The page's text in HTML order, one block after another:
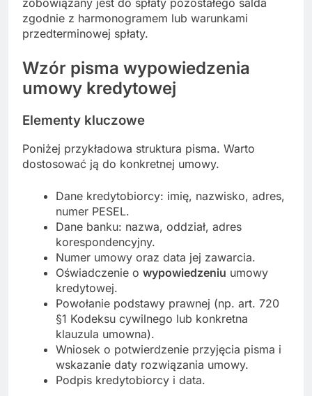
zgodnie z harmonogramem lub warunkami
przedterminowej spłaty.
Wzór pisma wypowiedzenia
umowy kredytowej
Elementy kluczowe
Poniżej przykładowa struktura pisma. Warto
dostosować ją do konkretnej umowy.
Dane kredytobiorcy: imię, nazwisko, adres,
numer PESEL.
Dane banku: nazwa, oddział, adres
korespondencyjny.
Numer umowy oraz data jej zawarcia.
Oświadczenie o wypowiedzeniu umowy
kredytowej.
Powołanie podstawy prawnej (np. art. 720
§1 Kodeksu cywilnego lub konkretna
klauzula umowna).
Wniosek o potwierdzenie przyjęcia pisma i
wskazanie daty rozwiązania umowy.
Podpis kredytobiorcy i data.